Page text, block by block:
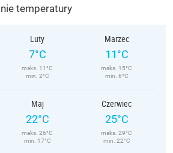
temperatury
Luty
7°C
maks. 11°C
min. 2°C
Marzec
11°C
maks. 15°C
min. 6°C
Maj
22°C
maks. 26°C
min. 17°C
Czerwiec
25°C
maks. 29°C
min. 22°C